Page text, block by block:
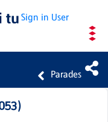
Sign in User
Parades
)